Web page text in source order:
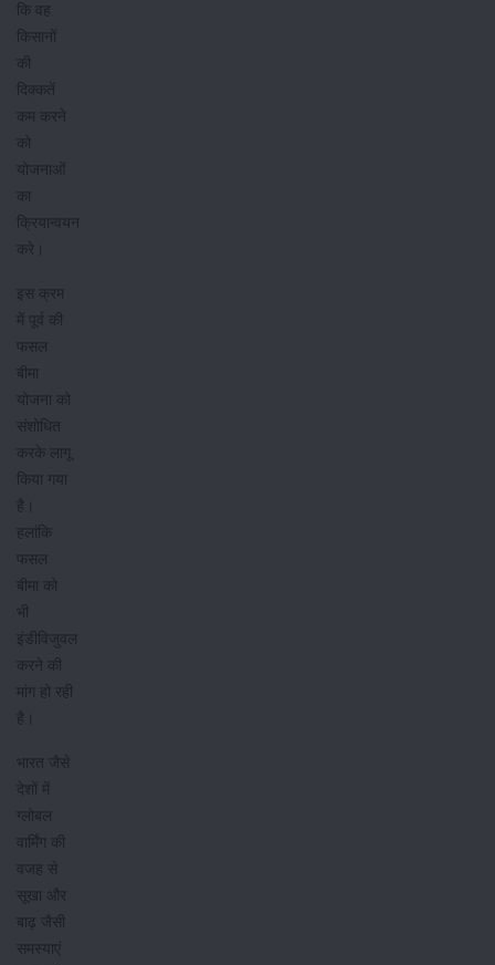
कि वह
किसानों
की
दिक्कतें
कम करने
को
योजनाओं
का
क्रियान्वयन
करे।
इस क्रम
में पूर्व की
फसल
बीमा
योजना को
संशोधित
करके लागू
किया गया
है।
हलांकि
फसल
बीमा को
भी
इंडीविजुवल
करने की
मांग हो रही
है।
भारत जैसे
देशों में
ग्लोबल
वार्मिंग की
वजह से
सूखा और
बाढ़ जैसी
समस्याएं